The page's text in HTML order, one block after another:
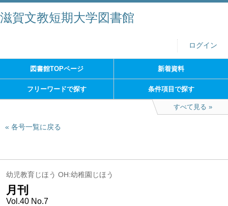
滋賀文教短期大学図書館
ログイン
図書館TOPページ 新着資料
フリーワードで探す 条件項目で探す
すべて見る
各号一覧に戻る
幼児教育じほう OH:幼稚園じほう
月刊
Vol.40 No.7